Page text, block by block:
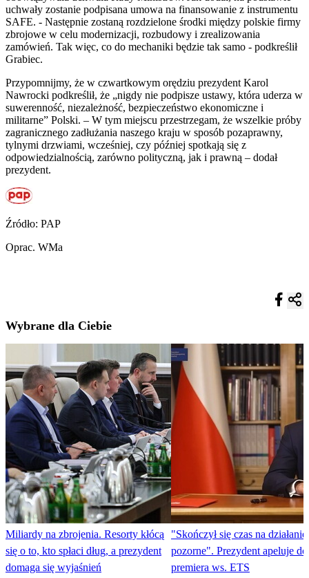
uchwały zostanie podpisana umowa na finansowanie z instrumentu
SAFE. - Następnie zostaną rozdzielone środki między polskie firmy
zbrojowe w celu modernizacji, rozbudowy i zrealizowania
zamówień. Tak więc, co do mechaniki będzie tak samo - podkreślił
Grabiec.
Przypomnijmy, że w czwartkowym orędziu prezydent Karol
Nawrocki podkreślił, że „nigdy nie podpisze ustawy, która uderza w
suwerenność, niezależność, bezpieczeństwo ekonomiczne i
militarne” Polski. – W tym miejscu przestrzegam, że wszelkie próby
zagranicznego zadłużania naszego kraju w sposób pozaprawny,
tylnymi drzwiami, wcześniej, czy później spotkają się z
odpowiedzialnością, zarówno polityczną, jak i prawną – dodał
prezydent.
Źródło: PAP
Oprac. WMa
Wybrane dla Ciebie
Miliardy na zbrojenia. Resorty kłócą
się o to, kto spłaci dług, a prezydent
domaga się wyjaśnień
"Skończył się czas na działanie
pozorne". Prezydent apeluje do
premiera ws. ETS